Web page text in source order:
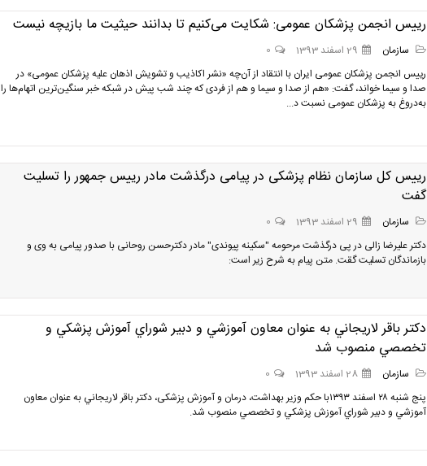
رییس انجمن پزشکان عمومی: شکایت می‌کنیم تا بدانند حیثیت ما بازیچه نیست
سازمان 29 اسفند 1393
0
رییس انجمن پزشکان عمومی ایران با انتقاد از آن‌چه «نشر اکاذیب و تشویش اذهان علیه پزشکان عمومی» در
صدا و سیما خواند، گفت: «هم از صدا و سیما و هم از فردی که چند شب پیش در شبکه خبر سنگین‌ترین اتهام‌ها را
به‌دروغ به پزشکان عمومی نسبت د...
رییس کل سازمان نظام پزشکی در پیامی درگذشت مادر رییس جمهور را تسلیت
گفت
سازمان 29 اسفند 1393
0
دکتر علیرضا زالی در پی درگذشت مرحومه "سکینه پیوندی" مادر دکترحسن روحانی با صدور پیامی به وی و
بازماندگان تسلیت گقت. متن پیام به شرح زیر است:
دكتر باقر لاريجاني به عنوان معاون آموزشي و دبير شوراي آموزش پزشكي و
تخصصي منصوب شد
سازمان 28 اسفند 1393
0
پنج شنبه ٢٨ اسفند ١٣٩٣با حکم وزیر بهداشت، درمان و آموزش پزشکی، دكتر باقر لاريجاني به عنوان معاون
آموزشي و دبير شوراي آموزش پزشكي و تخصصي منصوب شد.